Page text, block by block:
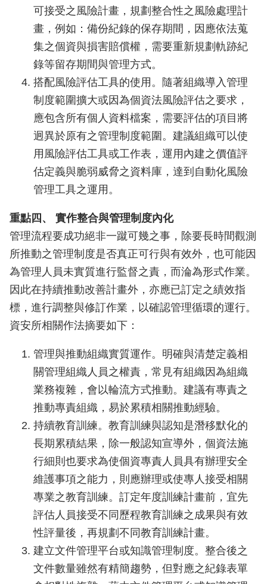
可接受之風險計畫，規劃整合性之風險處理計
畫，例如：備份紀錄的保存期間，因應依法蒐
集之個資與損害賠償權，需要重新規劃軌跡紀
錄等留存期間與管理方式。
搭配風險評估工具的使用。隨著組織導入管理
制度範圍擴大或因為個資法風險評估之要求，
應包含所有個人資料檔案，需要評估的項目將
迥異於原有之管理制度範圍。建議組織可以使
用風險評估工具或工作表，運用內建之價值評
估定義與脆弱威脅之資料庫，達到自動化風險
管理工具之運用。
重點四、 實作整合與管理制度內化
管理流程要成功絕非一蹴可幾之事，除要長時間觀測
所推動之管理制度是否真正可行與有效外，也可能因
為管理人員未實質進行監督之責，而淪為形式作業。
因此在持續推動改善計畫外，亦應已訂定之績效指
標，進行調整與修訂作業，以確認管理循環的運行。
資安所相關作法摘要如下：
管理與推動組織實質運作。明確與清楚定義相
關管理組織人員之權責，常見有組織因為組織
業務複雜，會以輪流方式推動。建議有專責之
推動專責組織，易於累積相關推動經驗。
持續教育訓練。教育訓練與認知是潛移默化的
長期累積結果，除一般認知宣導外，個資法施
行細則也要求為使個資專責人員具有辦理安全
維護事項之能力，則應辦理或使專人接受相關
專業之教育訓練。訂定年度訓練計畫前，宜先
評估人員接受不同歷程教育訓練之成果與有效
性評量後，再規劃不同教育訓練計畫。
建立文件管理平台或知識管理制度。整合後之
文件數量雖然有精簡趨勢，但對應之紀錄表單